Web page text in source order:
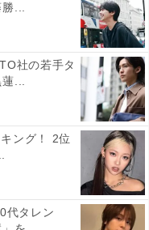
...
社の若手タ
...
ング！ 2位
代タレン